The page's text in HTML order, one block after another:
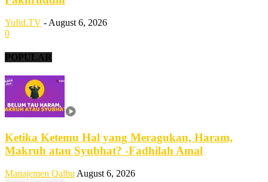
Yufid.TV -August 6, 2026
0
POPULAR
Ketika Ketemu Hal yang Meragukan, Haram,
Makruh atau Syubhat? -Fadhilah Amal
Manajemen Qalbu August 6, 2026